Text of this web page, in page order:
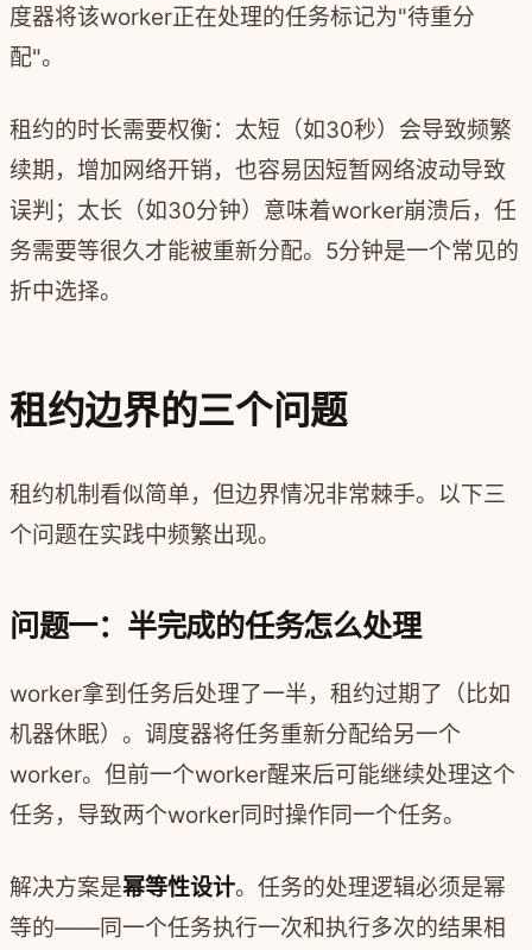
度器将该worker正在处理的任务标记为"待重分
配"。
租约的时长需要权衡：太短（如30秒）会导致频繁
续期，增加网络开销，也容易因短暂网络波动导致
误判；太长（如30分钟）意味着worker崩溃后，任
务需要等很久才能被重新分配。5分钟是一个常见的
折中选择。
租约边界的三个问题
租约机制看似简单，但边界情况非常棘手。以下三
个问题在实践中频繁出现。
问题一：半完成的任务怎么处理
worker拿到任务后处理了一半，租约过期了（比如
机器休眠）。调度器将任务重新分配给另一个
worker。但前一个worker醒来后可能继续处理这个
任务，导致两个worker同时操作同一个任务。
解决方案是幂等性设计。任务的处理逻辑必须是幂
等的——同一个任务执行一次和执行多次的结果相